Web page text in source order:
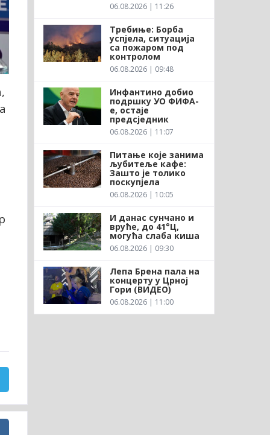
06.08.2026 | 11:26
Требиње: Борба
успјела, ситуација
са пожаром под
контролом
06.08.2026 | 09:48
Инфантино добио
подршку УО ФИФА-
е, остаје
предсједник
06.08.2026 | 11:07
Питање које занима
љубитеље кафе:
Зашто је толико
поскупјела
06.08.2026 | 10:05
И данас сунчано и
вруће, до 41°Ц,
могућа слаба киша
06.08.2026 | 09:30
Лепа Брена пала на
концерту у Црној
Гори (ВИДЕО)
06.08.2026 | 11:00